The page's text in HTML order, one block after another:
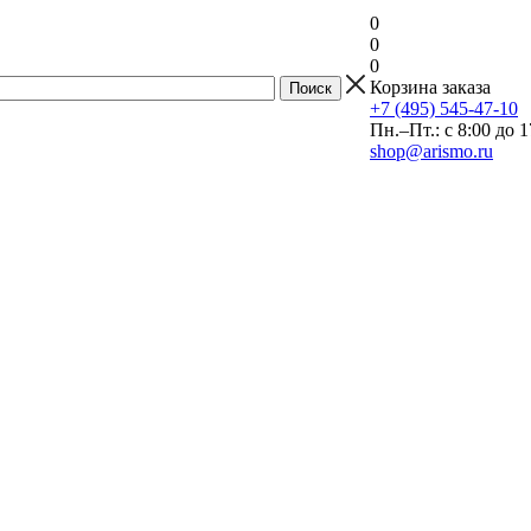
0
0
0
Корзина заказа
+7 (495) 545-47-10
Пн.–Пт.: с 8:00 до
shop@arismo.ru